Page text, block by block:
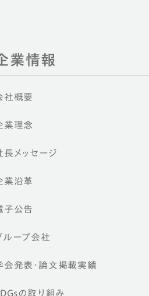
業情報
社概要
業理念
長メッセージ
業沿革
子公告
ループ会社
会発表・論文掲載実績
の取り組み